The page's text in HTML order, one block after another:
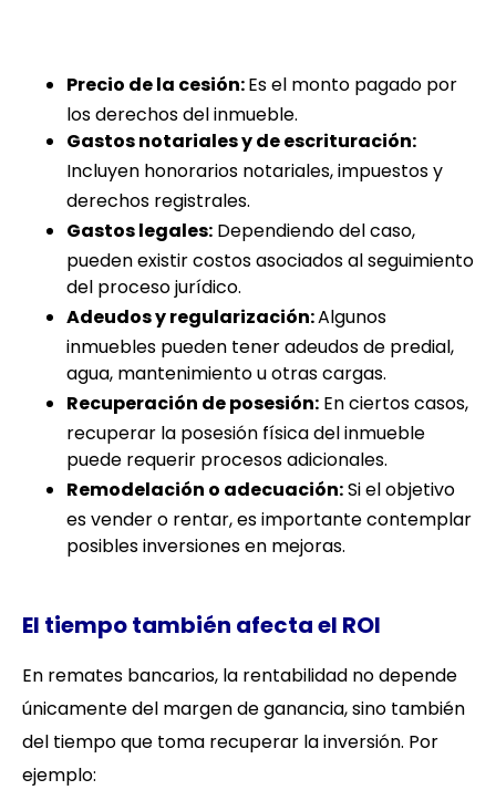
Precio de la cesión:Es el monto pagado por
los derechos del inmueble.
Gastos notariales y de escrituración:
Incluyen honorarios notariales, impuestos y
derechos registrales.
Gastos legales: Dependiendo del caso,
pueden existir costos asociados al seguimiento
del proceso jurídico.
Adeudos y regularización:Algunos
inmuebles pueden tener adeudos de predial,
agua, mantenimiento u otras cargas.
Recuperación de posesión: En ciertos casos,
recuperar la posesión física del inmueble
puede requerir procesos adicionales.
Remodelación o adecuación:Si el objetivo
es vender o rentar, es importante contemplar
posibles inversiones en mejoras.
El tiempo también afecta el ROI
En remates bancarios, la rentabilidad no depende
únicamente del margen de ganancia, sino también
del tiempo que toma recuperar la inversión. Por
ejemplo: